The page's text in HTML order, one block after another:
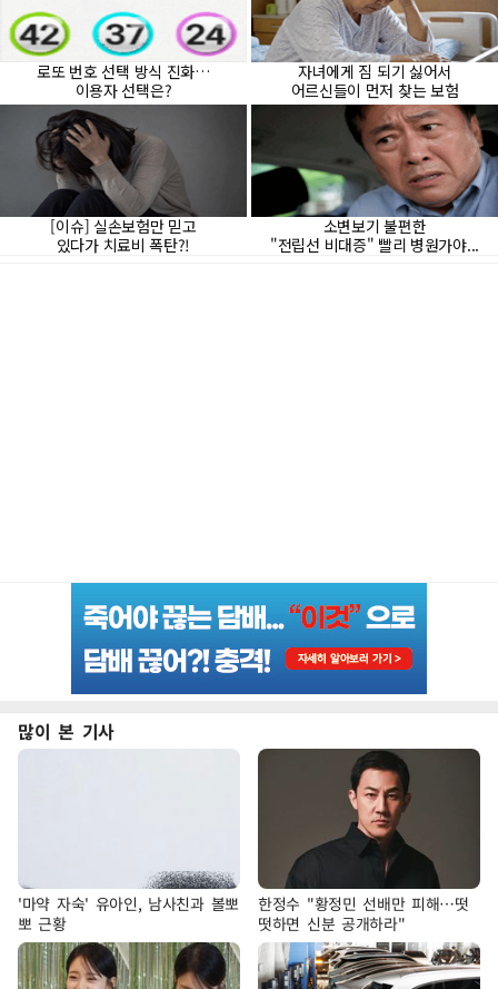
많이 본 기사
'마약 자숙' 유아인, 남사친과 볼뽀
뽀 근황
한정수 "황정민 선배만 피해…떳
떳하면 신분 공개하라"